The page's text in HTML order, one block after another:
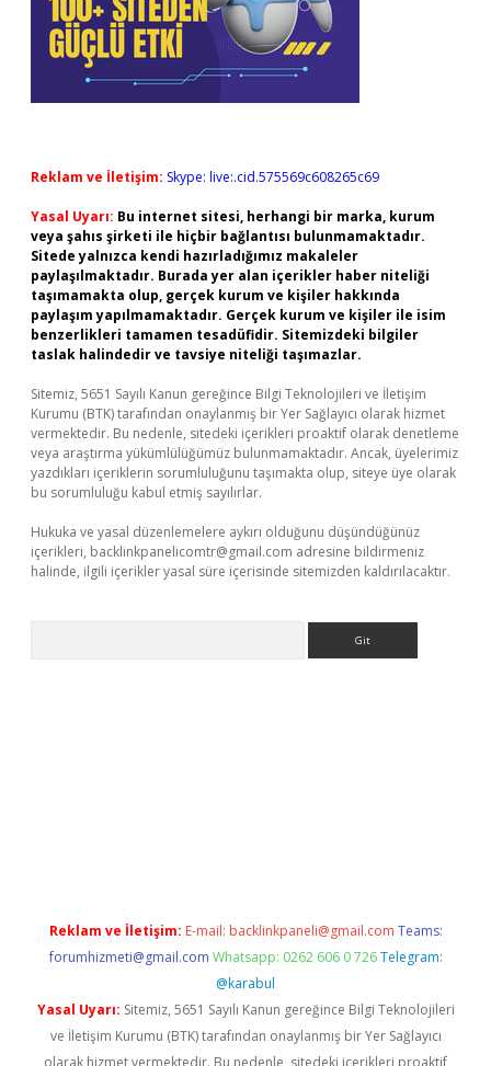
Reklam ve İletişim: Skype: live:.cid.575569c608265c69
Yasal Uyarı: Bu internet sitesi, herhangi bir marka, kurum
veya şahıs şirketi ile hiçbir bağlantısı bulunmamaktadır.
Sitede yalnızca kendi hazırladığımız makaleler
paylaşılmaktadır. Burada yer alan içerikler haber niteliği
taşımamakta olup, gerçek kurum ve kişiler hakkında
paylaşım yapılmamaktadır. Gerçek kurum ve kişiler ile isim
benzerlikleri tamamen tesadüfidir. Sitemizdeki bilgiler
taslak halindedir ve tavsiye niteliği taşımazlar.
Sitemiz, 5651 Sayılı Kanun gereğince Bilgi Teknolojileri ve İletişim
Kurumu (BTK) tarafından onaylanmış bir Yer Sağlayıcı olarak hizmet
vermektedir. Bu nedenle, sitedeki içerikleri proaktif olarak denetleme
veya araştırma yükümlülüğümüz bulunmamaktadır. Ancak, üyelerimiz
yazdıkları içeriklerin sorumluluğunu taşımakta olup, siteye üye olarak
bu sorumluluğu kabul etmiş sayılırlar.
Hukuka ve yasal düzenlemelere aykırı olduğunu düşündüğünüz
içerikleri, backlinkpanelicomtr@gmail.com adresine bildirmeniz
halinde, ilgili içerikler yasal süre içerisinde sitemizden kaldırılacaktır.
Reklam ve İletişim: E-mail: backlinkpaneli@gmail.com Teams:
forumhizmeti@gmail.com Whatsapp: 0262 606 0 726 Telegram:
@karabul
Yasal Uyarı: Sitemiz, 5651 Sayılı Kanun gereğince Bilgi Teknolojileri
ve İletişim Kurumu (BTK) tarafından onaylanmış bir Yer Sağlayıcı
olarak hizmet vermektedir. Bu nedenle, sitedeki içerikleri proaktif